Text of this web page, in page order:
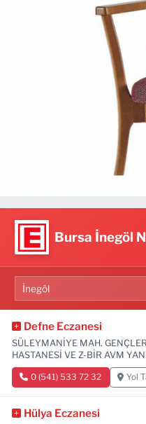
Bursa İnegöl
Defne Eczanesi
SÜLEYMANİYE MAH.
HASTANESİ VE Z-BİR AVM
0 (541) 533 72 32 Yol
Hülya Eczanesi